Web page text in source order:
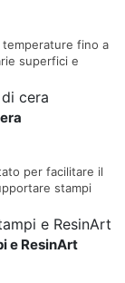
fino a
superfici e
per facilitare il
stampi
e ResinArt